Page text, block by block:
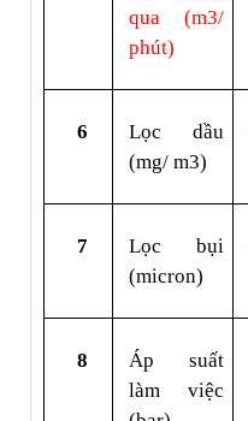
qua (m3/
phút)
6
Lọc dầu
(mg/ m3)
7
Lọc bụi
(micron)
8
Áp suất
làm việc